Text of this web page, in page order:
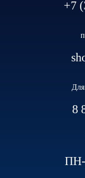
+7
8
ПН-